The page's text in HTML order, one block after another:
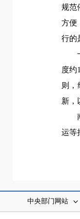
规范
方便
行的
度约
则，
新，
运等
中央部门网站